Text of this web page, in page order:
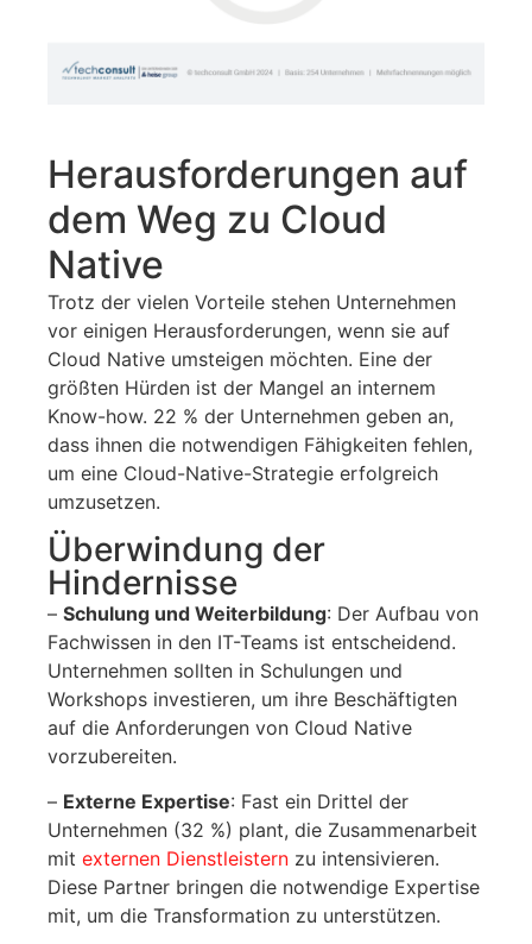
Herausforderungen auf
dem Weg zu Cloud
Native
Trotz der vielen Vorteile stehen Unternehmen
vor einigen Herausforderungen, wenn sie auf
Cloud Native umsteigen möchten. Eine der
größten Hürden ist der Mangel an internem
Know-how. 22 % der Unternehmen geben an,
dass ihnen die notwendigen Fähigkeiten fehlen,
um eine Cloud-Native-Strategie erfolgreich
umzusetzen.
Überwindung der
Hindernisse
– Schulung und Weiterbildung: Der Aufbau von
Fachwissen in den IT-Teams ist entscheidend.
Unternehmen sollten in Schulungen und
Workshops investieren, um ihre Beschäftigten
auf die Anforderungen von Cloud Native
vorzubereiten.
– Externe Expertise: Fast ein Drittel der
Unternehmen (32 %) plant, die Zusammenarbeit
mit externen Dienstleistern zu intensivieren.
Diese Partner bringen die notwendige Expertise
mit, um die Transformation zu unterstützen.